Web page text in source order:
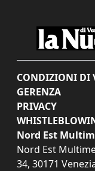
CONDIZIONI DI
GERENZA
PRIVACY
Nord Est
Nord Est
34, 30171